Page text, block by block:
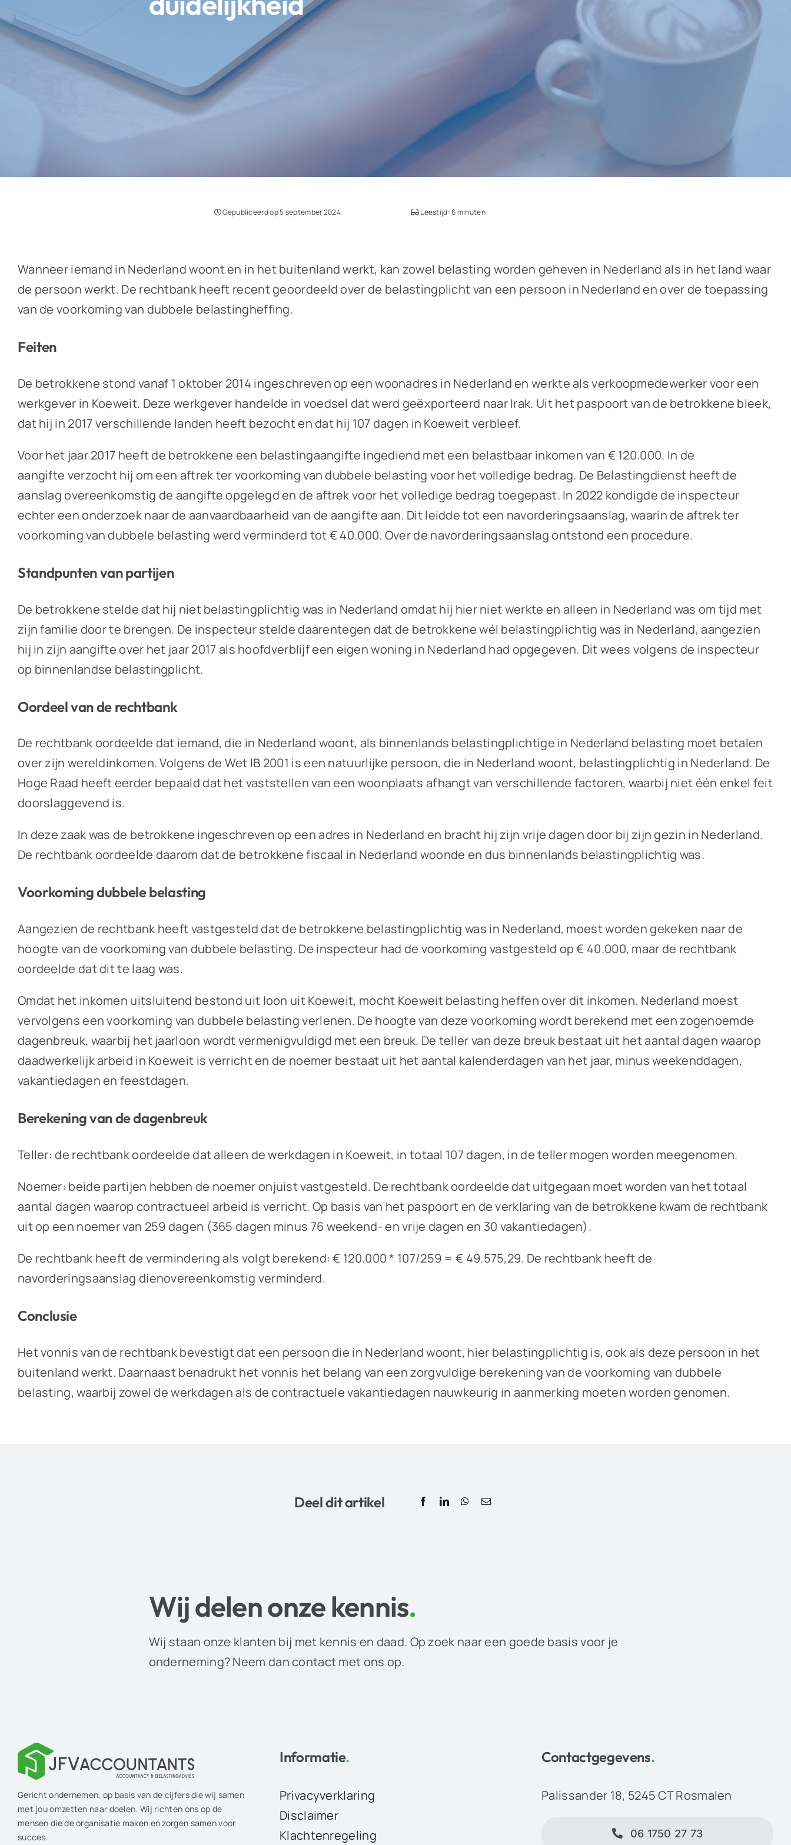
Gepubliceerd op 5 september 2024 Leestijd: 6 minuten
Wanneer iemand in Nederland woont en in het buitenland werkt, kan zowel belasting worden geheven in Nederland als in het land waar
de persoon werkt. De rechtbank heeft recent geoordeeld over de belastingplicht van een persoon in Nederland en over de toepassing
van de voorkoming van dubbele belastingheffing.
Feiten
De betrokkene stond vanaf 1 oktober 2014 ingeschreven op een woonadres in Nederland en werkte als verkoopmedewerker voor een
werkgever in Koeweit. Deze werkgever handelde in voedsel dat werd geëxporteerd naar Irak. Uit het paspoort van de betrokkene bleek,
dat hij in 2017 verschillende landen heeft bezocht en dat hij 107 dagen in Koeweit verbleef.
Voor het jaar 2017 heeft de betrokkene een belastingaangifte ingediend met een belastbaar inkomen van € 120.000. In de
aangifte verzocht hij om een aftrek ter voorkoming van dubbele belasting voor het volledige bedrag. De Belastingdienst heeft de
aanslag overeenkomstig de aangifte opgelegd en de aftrek voor het volledige bedrag toegepast. In 2022 kondigde de inspecteur
echter een onderzoek naar de aanvaardbaarheid van de aangifte aan. Dit leidde tot een navorderingsaanslag, waarin de aftrek ter
voorkoming van dubbele belasting werd verminderd tot € 40.000. Over de navorderingsaanslag ontstond een procedure.
Standpunten van partijen
De betrokkene stelde dat hij niet belastingplichtig was in Nederland omdat hij hier niet werkte en alleen in Nederland was om tijd met
zijn familie door te brengen. De inspecteur stelde daarentegen dat de betrokkene wél belastingplichtig was in Nederland, aangezien
hij in zijn aangifte over het jaar 2017 als hoofdverblijf een eigen woning in Nederland had opgegeven. Dit wees volgens de inspecteur
op binnenlandse belastingplicht.
Oordeel van de rechtbank
De rechtbank oordeelde dat iemand, die in Nederland woont, als binnenlands belastingplichtige in Nederland belasting moet betalen
over zijn wereldinkomen. Volgens de Wet IB 2001 is een natuurlijke persoon, die in Nederland woont, belastingplichtig in Nederland. De
Hoge Raad heeft eerder bepaald dat het vaststellen van een woonplaats afhangt van verschillende factoren, waarbij niet één enkel feit
doorslaggevend is.
In deze zaak was de betrokkene ingeschreven op een adres in Nederland en bracht hij zijn vrije dagen door bij zijn gezin in Nederland.
De rechtbank oordeelde daarom dat de betrokkene fiscaal in Nederland woonde en dus binnenlands belastingplichtig was.
Voorkoming dubbele belasting
Aangezien de rechtbank heeft vastgesteld dat de betrokkene belastingplichtig was in Nederland, moest worden gekeken naar de
hoogte van de voorkoming van dubbele belasting. De inspecteur had de voorkoming vastgesteld op € 40.000, maar de rechtbank
oordeelde dat dit te laag was.
Omdat het inkomen uitsluitend bestond uit loon uit Koeweit, mocht Koeweit belasting heffen over dit inkomen. Nederland moest
vervolgens een voorkoming van dubbele belasting verlenen. De hoogte van deze voorkoming wordt berekend met een zogenoemde
dagenbreuk, waarbij het jaarloon wordt vermenigvuldigd met een breuk. De teller van deze breuk bestaat uit het aantal dagen waarop
daadwerkelijk arbeid in Koeweit is verricht en de noemer bestaat uit het aantal kalenderdagen van het jaar, minus weekenddagen,
vakantiedagen en feestdagen.
Berekening van de dagenbreuk
Teller: de rechtbank oordeelde dat alleen de werkdagen in Koeweit, in totaal 107 dagen, in de teller mogen worden meegenomen.
Noemer: beide partijen hebben de noemer onjuist vastgesteld. De rechtbank oordeelde dat uitgegaan moet worden van het totaal
aantal dagen waarop contractueel arbeid is verricht. Op basis van het paspoort en de verklaring van de betrokkene kwam de rechtbank
uit op een noemer van 259 dagen (365 dagen minus 76 weekend- en vrije dagen en 30 vakantiedagen).
De rechtbank heeft de vermindering als volgt berekend: € 120.000 * 107/259 = € 49.575,29. De rechtbank heeft de
navorderingsaanslag dienovereenkomstig verminderd.
Conclusie
Het vonnis van de rechtbank bevestigt dat een persoon die in Nederland woont, hier belastingplichtig is, ook als deze persoon in het
buitenland werkt. Daarnaast benadrukt het vonnis het belang van een zorgvuldige berekening van de voorkoming van dubbele
belasting, waarbij zowel de werkdagen als de contractuele vakantiedagen nauwkeurig in aanmerking moeten worden genomen.
Deel dit artikel
Wij delen onze kennis.
Wij staan onze klanten bij met kennis en daad. Op zoek naar een goede basis voor je
onderneming? Neem dan contact met ons op.
Gericht ondernemen, op basis van de cijfers die wij samen
met jou omzetten naar doelen. Wij richten ons op de
mensen die de organisatie maken en zorgen samen voor
succes.
Informatie.
Privacyverklaring
Disclaimer
Klachtenregeling
Contactgegevens.
Palissander 18, 5245 CT Rosmalen
06 1750 27 73